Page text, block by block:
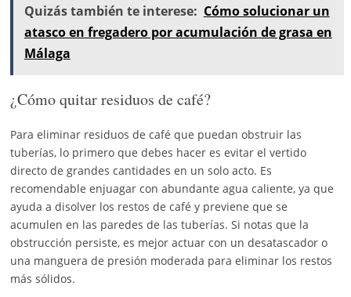
Quizás también te interese: Cómo solucionar un
atasco en fregadero por acumulación de grasa en
Málaga
¿Cómo quitar residuos de café?
Para eliminar residuos de café que puedan obstruir las
tuberías, lo primero que debes hacer es evitar el vertido
directo de grandes cantidades en un solo acto. Es
recomendable enjuagar con abundante agua caliente, ya que
ayuda a disolver los restos de café y previene que se
acumulen en las paredes de las tuberías. Si notas que la
obstrucción persiste, es mejor actuar con un desatascador o
una manguera de presión moderada para eliminar los restos
más sólidos.